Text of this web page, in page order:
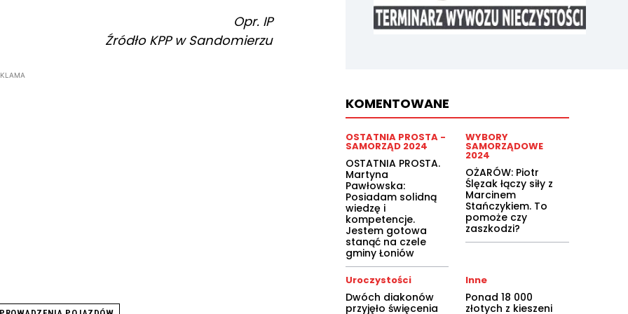
Opr. IP
Źródło KPP w Sandomierzu
KOMENTOWANE
OSTATNIA PROSTA -
SAMORZĄD 2024
OSTATNIA PROSTA.
Martyna
Pawłowska:
Posiadam solidną
wiedzę i
kompetencje.
Jestem gotowa
stanąć na czele
gminy Łoniów
WYBORY
SAMORZĄDOWE
2024
OŻARÓW: Piotr
Ślęzak łączy siły z
Marcinem
Stańczykiem. To
pomoże czy
zaszkodzi?
Uroczystości
Dwóch diakonów
przyjęło święcenia
Inne
Ponad 18 000
złotych z kieszeni